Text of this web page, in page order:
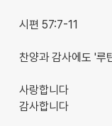
시편 57:7-11
찬양과 감사에도 '루
사랑합니다
감사합니다